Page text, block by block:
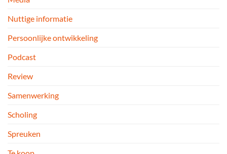
Nuttige informatie
Persoonlijke ontwikkeling
Podcast
Review
Samenwerking
Scholing
Spreuken